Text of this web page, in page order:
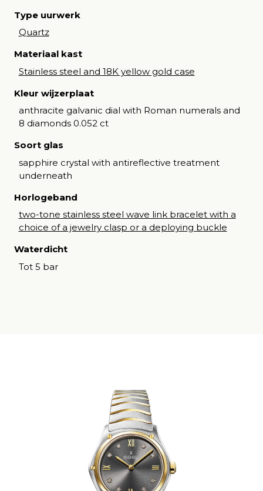
Type uurwerk
Quartz
Materiaal kast
Stainless steel and 18K yellow gold case
Kleur wijzerplaat
anthracite galvanic dial with Roman numerals and
8 diamonds 0.052 ct
Soort glas
sapphire crystal with antireflective treatment
underneath
Horlogeband
two-tone stainless steel wave link bracelet with a
choice of a jewelry clasp or a deploying buckle
Waterdicht
Tot 5 bar